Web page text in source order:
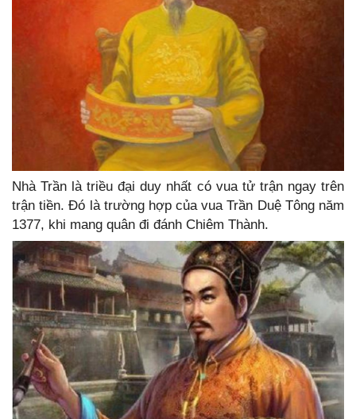
Nhà Trần là triều đại duy nhất có vua tử trận ngay trên
trận tiền. Đó là trường hợp của vua Trần Duệ Tông năm
1377, khi mang quân đi đánh Chiêm Thành.